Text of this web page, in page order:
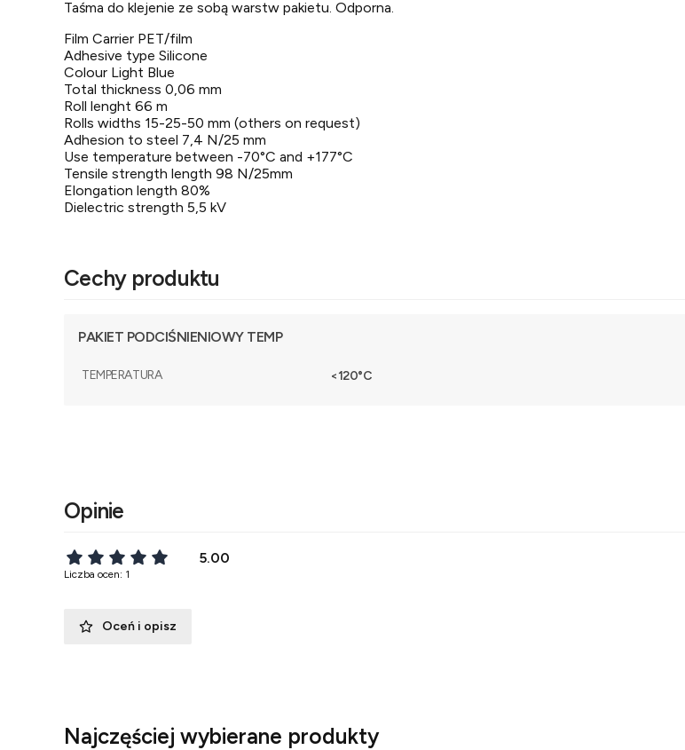
Taśma do klejenie ze sobą warstw pakietu. Odporna.
Film Carrier PET/film
Adhesive type Silicone
Colour Light Blue
Total thickness 0,06 mm
Roll lenght 66 m
Rolls widths 15-25-50 mm (others on request)
Adhesion to steel 7,4 N/25 mm
Use temperature between -70°C and +177°C
Tensile strength length 98 N/25mm
Elongation length 80%
Dielectric strength 5,5 kV
Cechy produktu
PAKIET PODCIŚNIENIOWY TEMP
TEMPERATURA <120°C
Opinie
5.00
Liczba ocen: 1
Oceń i opisz
Najczęściej wybierane produkty